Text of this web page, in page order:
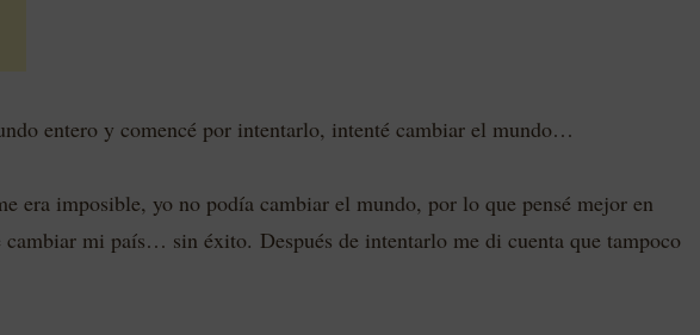
entero y comencé por intentarlo, intenté cambiar el mundo…
era imposible, yo no podía cambiar el mundo, por lo que pensé mejor en
cambiar mi país… sin éxito. Después de intentarlo me di cuenta que tampoco